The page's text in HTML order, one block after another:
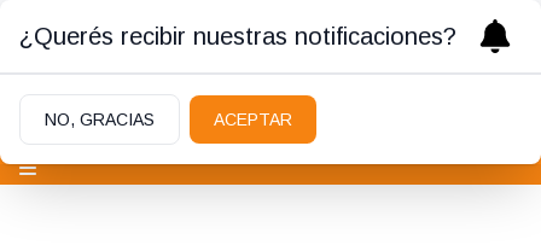
¿Querés recibir nuestras notificaciones?
NO, GRACIAS ACEPTAR